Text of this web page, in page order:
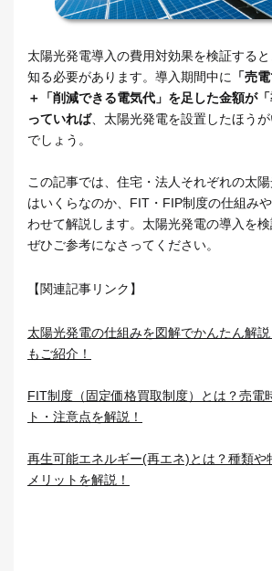
太陽光発電導入の費用対効果を検証する
知る必要があります。導入期間中に
「売
＋「削減できる電気代」を足した金額が
っていれば、太陽光発電を設置したほう
でしょう。
この記事では、住宅・法人それぞれの太
はいくらなのか、FIT・FIP制度の仕組み
わせて解説します。太陽光発電の導入を検
ぜひご参考になさってください。
【関連記事リンク】
太陽光発電の仕組みを図解でかんたん解
もご紹介！
FIT制度（固定価格買取制度）とは？売電
ト・注意点を解説！
再生可能エネルギー(再エネ)とは？種類や
メリットを解説！